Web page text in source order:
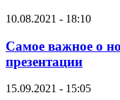
10.08.2021 - 18:10
Самое важное о
презентации
15.09.2021 - 15:05